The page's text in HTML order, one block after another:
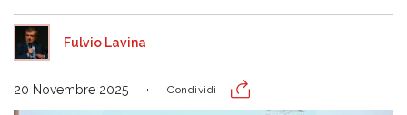
Fulvio Lavina
20 Novembre 2025 Condividi